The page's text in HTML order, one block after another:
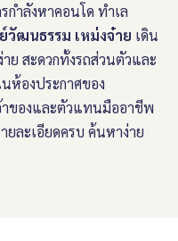
กำลังหาคอนโด ทำเล
วัฒนธรรม เหม่งจ๋าย เดิน
าย สะดวกทั้งรถส่วนตัวและ
ห้องประกาศของ
าของและตัวแทนมืออาชีพ
ละเอียดครบ ค้นหาง่าย